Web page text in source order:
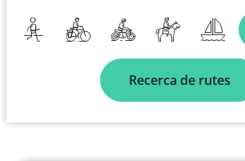
Recerca de rutes